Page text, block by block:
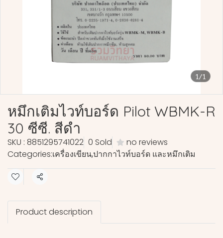
1/1
หมึกเติมไวท์บอร์ด Pilot WBMK-R
30 ซีซี. สีดำ
SKU : 8851295741022 0 Sold
no reviews
Categories:เครื่องเขียน,ปากกาไวท์บอร์ด และหมึกเติม
Share
Product description